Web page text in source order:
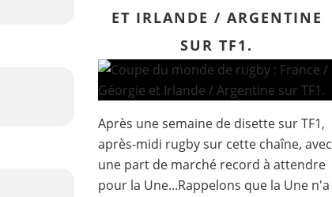
ET IRLANDE / ARGENTINE
SUR TF1.
Après une semaine de disette sur TF1,
après-midi rugby sur cette chaîne, avec
une part de marché record à attendre
pour la Une...Rappelons que la Une n'a